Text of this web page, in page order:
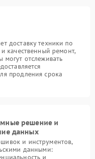
доставку техники по
качественный ремонт,
отслеживать
продления срока
решение и
данных
и инструментов,
данными: